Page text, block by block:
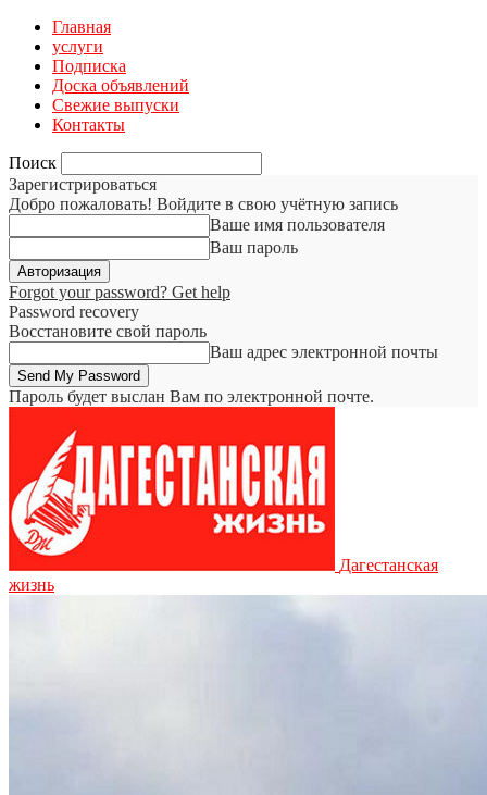
Главная
услуги
Подписка
Доска объявлений
Свежие выпуски
Контакты
Поиск
Зарегистрироваться
Добро пожаловать! Войдите в свою учётную запись
Ваше имя пользователя
Ваш пароль
Forgot your password? Get help
Password recovery
Восстановите свой пароль
Ваш адрес электронной почты
Пароль будет выслан Вам по электронной почте.
Дагестанская
жизнь